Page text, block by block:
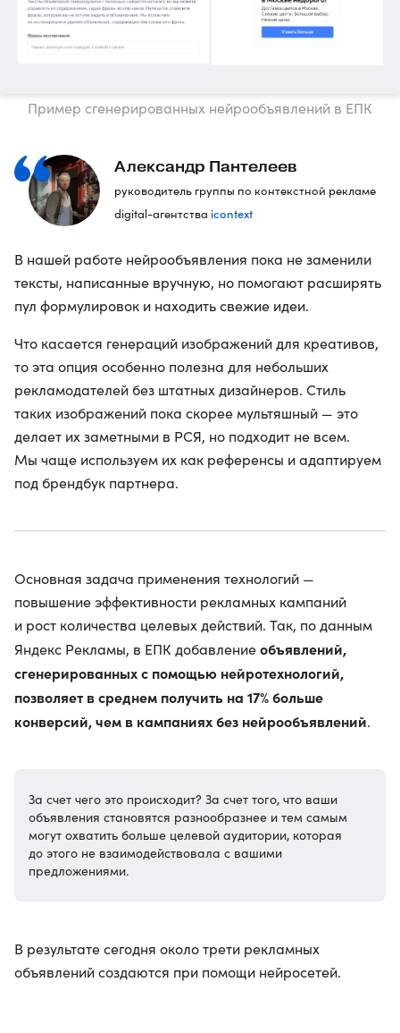
Пример сгенерированных нейрообъявлений в ЕПК
Александр Пантелеев
руководитель группы по контекстной рекламе
digital-агентства icontext
В нашей работе нейрообъявления пока не заменили
тексты, написанные вручную, но помогают расширять
пул формулировок и находить свежие идеи.
Что касается генераций изображений для креативов,
то эта опция особенно полезна для небольших
рекламодателей без штатных дизайнеров. Стиль
таких изображений пока скорее мультяшный — это
делает их заметными в РСЯ, но подходит не всем.
Мы чаще используем их как референсы и адаптируем
под брендбук партнера.
Основная задача применения технологий —
повышение эффективности рекламных кампаний
и рост количества целевых действий. Так, по данным
Яндекс Рекламы, в ЕПК добавлениеобъявлений,
сгенерированных с помощью нейротехнологий,
позволяет в среднем получить на 17% больше
конверсий, чем в кампаниях без нейрообъявлений.
За счет чего это происходит? За счет того, что ваши
объявления становятся разнообразнее и тем самым
могут охватить больше целевой аудитории, которая
до этого не взаимодействовала с вашими
предложениями.
В результате сегодня около трети рекламных
объявлений создаются при помощи нейросетей.